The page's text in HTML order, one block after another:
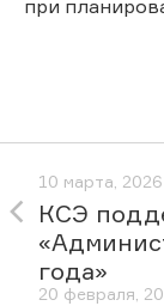
при
10 марта, 2026
КСЭ
года»
20 февраля,